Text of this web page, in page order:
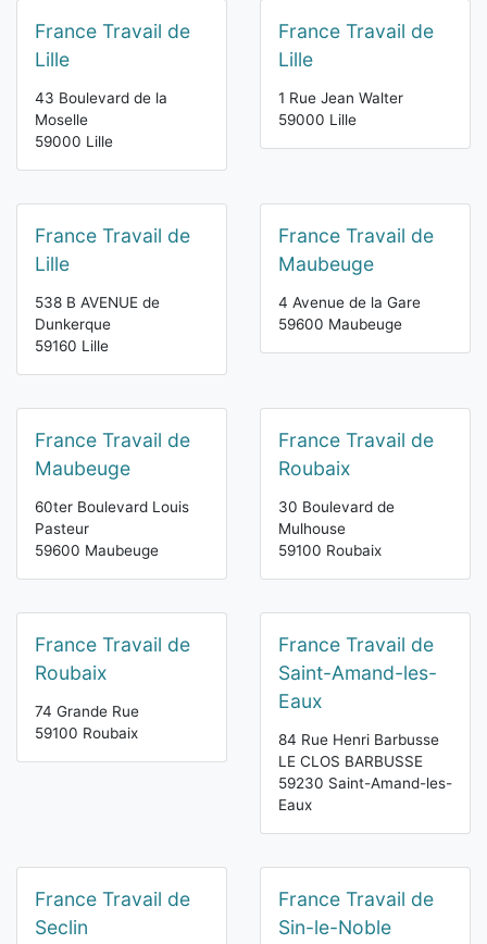
France Travail de
Lille
43 Boulevard de la
Moselle
59000 Lille
France Travail de
Lille
1 Rue Jean Walter
59000 Lille
France Travail de
Lille
538 B AVENUE de
Dunkerque
59160 Lille
France Travail de
Maubeuge
4 Avenue de la Gare
59600 Maubeuge
France Travail de
Maubeuge
60ter Boulevard Louis
Pasteur
59600 Maubeuge
France Travail de
Roubaix
30 Boulevard de
Mulhouse
59100 Roubaix
France Travail de
Roubaix
74 Grande Rue
59100 Roubaix
France Travail de
Saint-Amand-les-
Eaux
84 Rue Henri Barbusse
LE CLOS BARBUSSE
59230 Saint-Amand-les-
Eaux
France Travail de
Seclin
France Travail de
Sin-le-Noble